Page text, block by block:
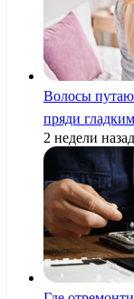
Волосы
пряди
2 недели назад